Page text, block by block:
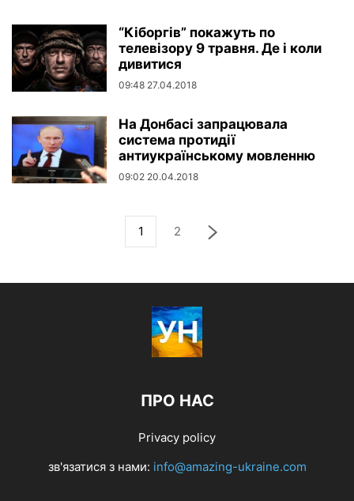
“Кіборгів” покажуть по
телевізору 9 травня. Де і коли
дивитися
09:48 27.04.2018
На Донбасі запрацювала
система протидії
антиукраїнському мовленню
09:02 20.04.2018
1 2
ПРО НАС
Privacy policy
зв'язатися з нами: info@amazing-ukraine.com